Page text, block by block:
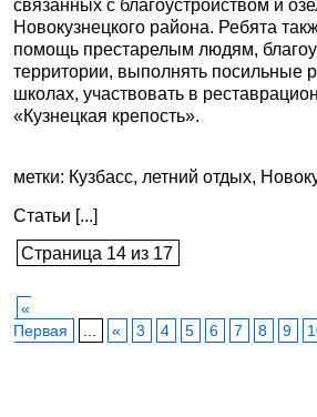
связанных с благоустройством и
Новокузнецкого района. Ребята
помощь престарелым людям,
территории, выполнять посильные
школах, участвовать в
«Кузнецкая крепость».
метки: Кузбасс, летний отдых,
Статьи [...]
Страница 14 из 17
«
Первая
« 3 4 5 6 7 8 9